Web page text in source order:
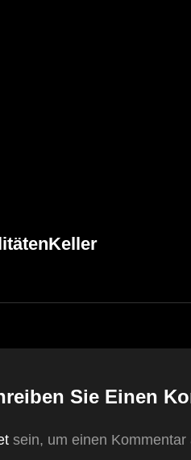
Sie Einen
sein, um einen Kommentar